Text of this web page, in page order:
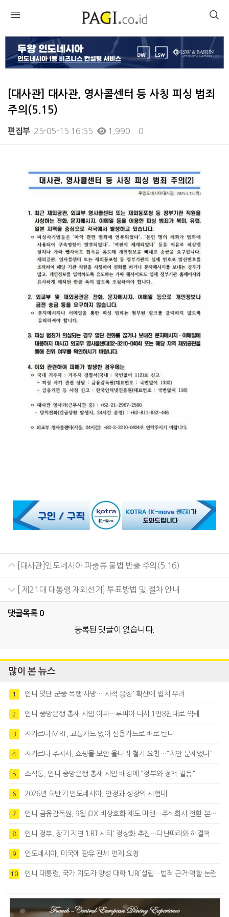
[대사관] 대사관, 영사콜센터 등 사칭 피싱 범죄
주의(5.15)
편집부 25-05-15 16:55 1,990 0
[대사관]인도네시아 파충류 불법 반출 주의(5.16)
[ 제21대 대통령 재외선거] 투표방법 및 절차 안내
댓글목록 0
등록된 댓글이 없습니다.
많이 본 뉴스
1 인니 잇단 군중 폭행 사망…'사적 응징' 확산에 법치 우려
2 인니 중앙은행 총재 사임 여파…루피아 다시 1만8천대로 약세
3 자카르타 MRT, 교통카드 없이 신용카드로 바로 탄다
4 자카르타 주지사, 쇼핑몰 보안 울타리 철거 요청…"치안 문제없다"
5 소식통, 인니 중앙은행 총재 사임 배경에 “정부와 정책 갈등"
6 2026년 하반기 인도네시아, 안정과 성장의 시험대
7 인니 금융감독원, 9월 IDX 비상호화 제도 마련…주식회사 전환 본격화
8 인니 정부, 장기 지연 'LRT 시티' 정상화 추진…다난따라와 해결책 모색
9 인도네시아, 미국에 팜유 관세 면제 요청
10 인니 대통령, 국가 지도자 양성 대학 ‘URI’설립…법적 근거·역할 논란